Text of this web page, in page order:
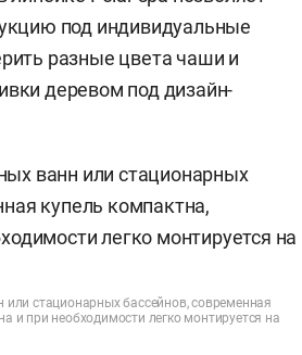
под индивидуальные
разные цвета чаши и
деревом под дизайн-
или стационарных бассейнов, современная
и при необходимости легко монтируется на